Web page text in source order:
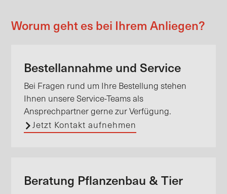
Worum geht es bei Ihrem Anliegen?
Bestellannahme und Service
Bei Fragen rund um Ihre Bestellung stehen
Ihnen unsere Service-Teams als
Ansprechpartner gerne zur Verfügung.
Jetzt Kontakt aufnehmen
Beratung Pflanzenbau & Tier